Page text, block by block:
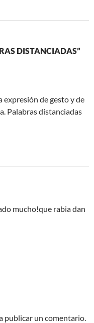
DISTANCIADAS”
expresión de gesto y de
Palabras distanciadas
mucho!que rabia dan
publicar un comentario.